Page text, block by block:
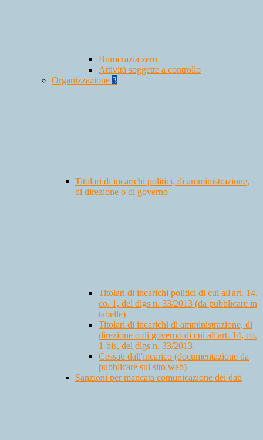
Burocrazia zero
Attività soggette a controllo
Organizzazione 3
Titolari di incarichi politici, di amministrazione,
di direzione o di governo
Titolari di incarichi politici di cui all'art. 14,
co. 1, del dlgs n. 33/2013 (da pubblicare in
tabelle)
Titolari di incarichi di amministrazione, di
direzione o di governo di cui all'art. 14, co.
1-bis, del dlgs n. 33/2013
Cessati dall'incarico (documentazione da
pubblicare sul sito web)
Sanzioni per mancata comunicazione dei dati